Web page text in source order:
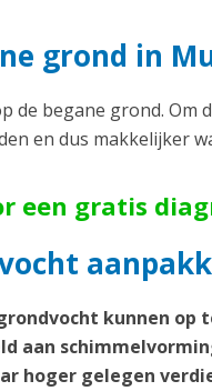
grond in
begane grond. Om
en dus makkelijker
een gratis
kunnen op
aan
hoger gelegen